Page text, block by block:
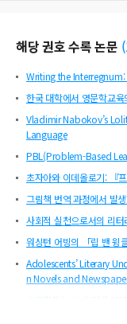
해당 권호 수록 논문 (
Writing the Interregnum:
한국 대학에서 영문학교
Vladimir Nabokov’s
Language
PBL(Problem-Based
초자아와 이데올로기: 『
그림책 번역 과정에서 발
사회적 실천으로서의 리터
워싱턴 어빙의 「립 밴 윙클
Adolescents’ Literary
n Novels and
스크립트(script) 기반 언